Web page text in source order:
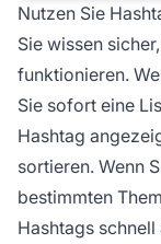
Nutzen Sie
Sie wissen
funktionieren.
Sie sofort eine
Hashtag
sortieren. Wenn
bestimmten
Hashtags